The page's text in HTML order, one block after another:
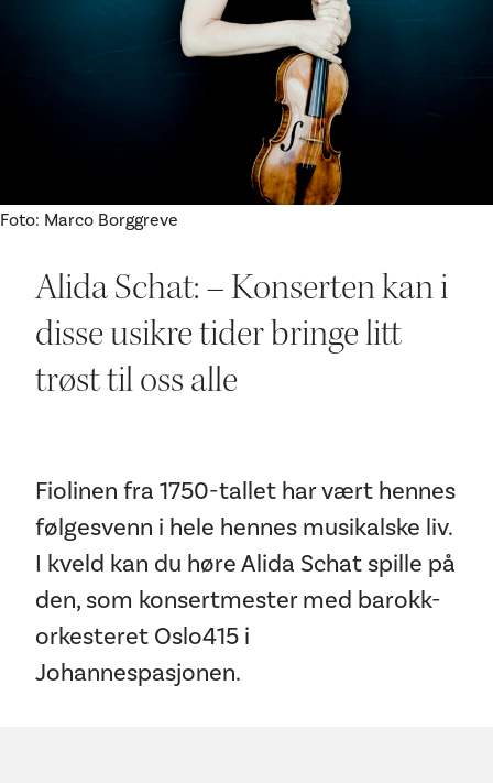
Ditt besøk
Foto: Marco Borggreve
Alida Schat: – Konserten kan i
disse usikre tider bringe litt
trøst til oss alle
Fiolinen fra 1750-tallet har vært hennes
følgesvenn i hele hennes musikalske liv.
I kveld kan du høre Alida Schat spille på
den, som konsertmester med barokk-
orkesteret Oslo415 i
Johannespasjonen.